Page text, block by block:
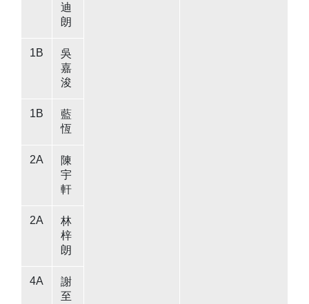
迪
朗
1B
吳
嘉
浚
1B
藍
恆
2A
陳
宇
軒
2A
林
梓
朗
4A
謝
至